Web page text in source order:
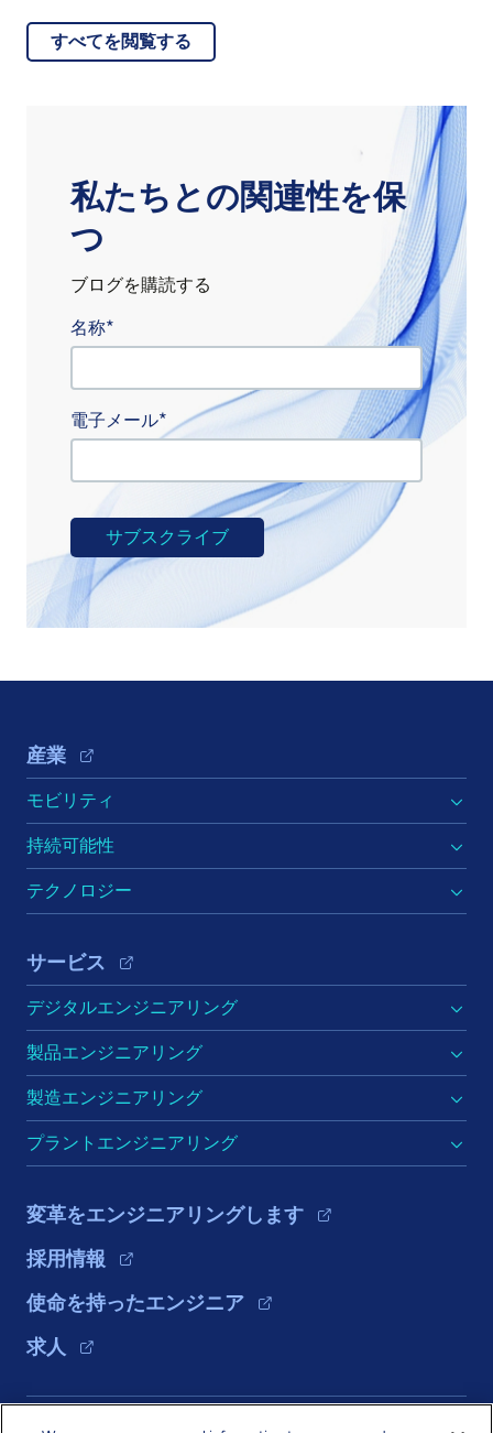
すべてを閲覧する
私たちとの関連性を保
つ
ブログを購読する
名称
電子メール
Footer Navigation
産業
モビリティ
持続可能性
テクノロジー
サービス
デジタルエンジニアリング
製品エンジニアリング
製造エンジニアリング
プラントエンジニアリング
変革をエンジニアリングします
採用情報
使命を持ったエンジニア
求人